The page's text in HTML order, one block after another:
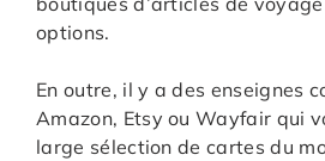
options.
En outre, il y a des enseignes
Amazon, Etsy ou Wayfair qui
large sélection de cartes du